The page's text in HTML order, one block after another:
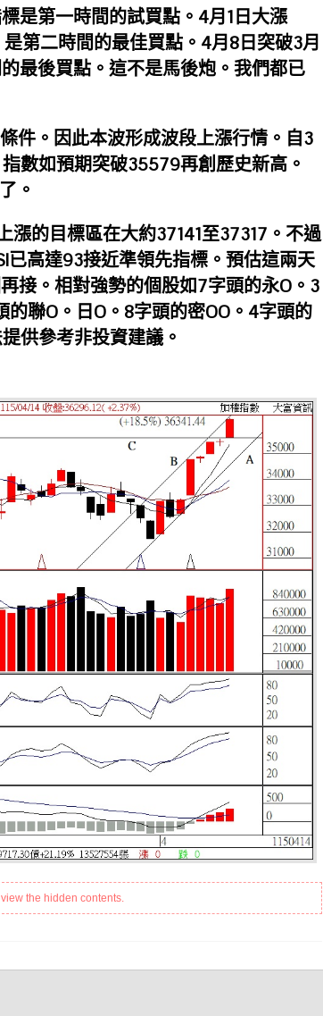
是第一時間的試買點。4月1日大漲
第二時間的最佳買點。4月8日突破3月
最後買點。這不是馬後炮。我們都已
件。因此本波形成波段上漲行情。自3
數如預期突破35579再創歷史新高。
。
漲的目標區在大約37141至37317。不過
已高達93接近準領先指標。預估這兩天
接。相對強勢的個股如7字頭的永O。3
的聯O。日O。8字頭的密OO。4字頭的
供參考非投資建議。
the hidden contents.